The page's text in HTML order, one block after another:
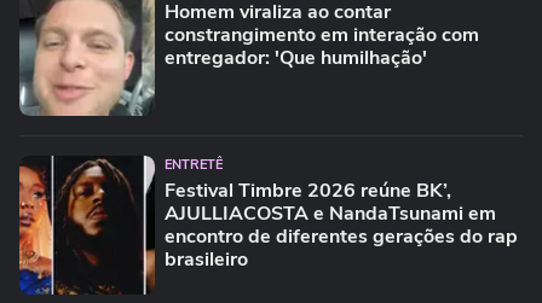
Homem viraliza ao contar
constrangimento em interação com
entregador: 'Que humilhação'
ENTRETÊ
Festival Timbre 2026 reúne BK’,
AJULLIACOSTA e NandaTsunami em
encontro de diferentes gerações do rap
brasileiro